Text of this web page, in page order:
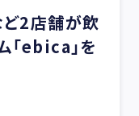
ど2店舗が飲
「ebica」を